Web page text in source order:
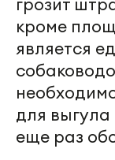
грозит
кроме
является
для
еще раз